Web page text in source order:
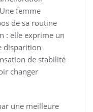
femme
de sa routine
: elle exprime un
disparition
de stabilité
changer
une meilleure